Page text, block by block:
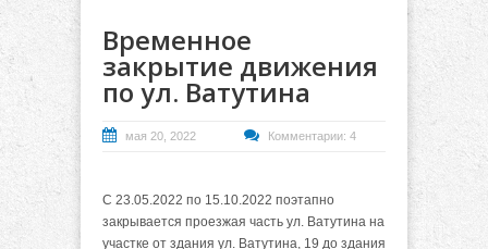
Временное
закрытие движения
по ул. Ватутина
мая 20, 2022 Комментарии: 4
С 23.05.2022 по 15.10.2022 поэтапно
закрывается проезжая часть ул. Ватутина на
участке от здания ул. Ватутина, 19 до здания